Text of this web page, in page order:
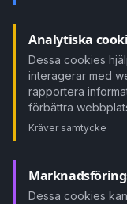
Analytiska
Dessa cookies
interagerar med
rapportera
förbättra
Kräver samtycke
Dessa cookies